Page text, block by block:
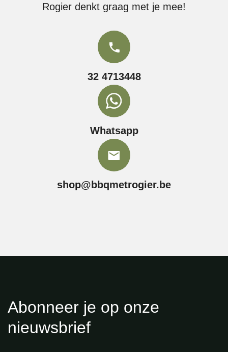
Rogier denkt graag met je mee!
32 4713448
Whatsapp
shop@bbqmetrogier.be
Abonneer je op onze
nieuwsbrief